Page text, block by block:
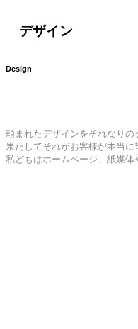
デザイン
Design
頼まれたデザインをそれなりの
果たしてそれがお客様が本当
私どもはホームページ、紙媒体